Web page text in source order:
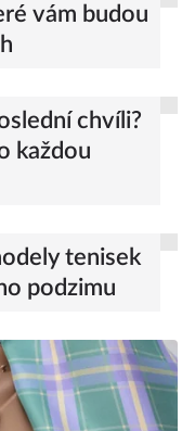
vám budou
chvíli?
každou
tenisek
podzimu